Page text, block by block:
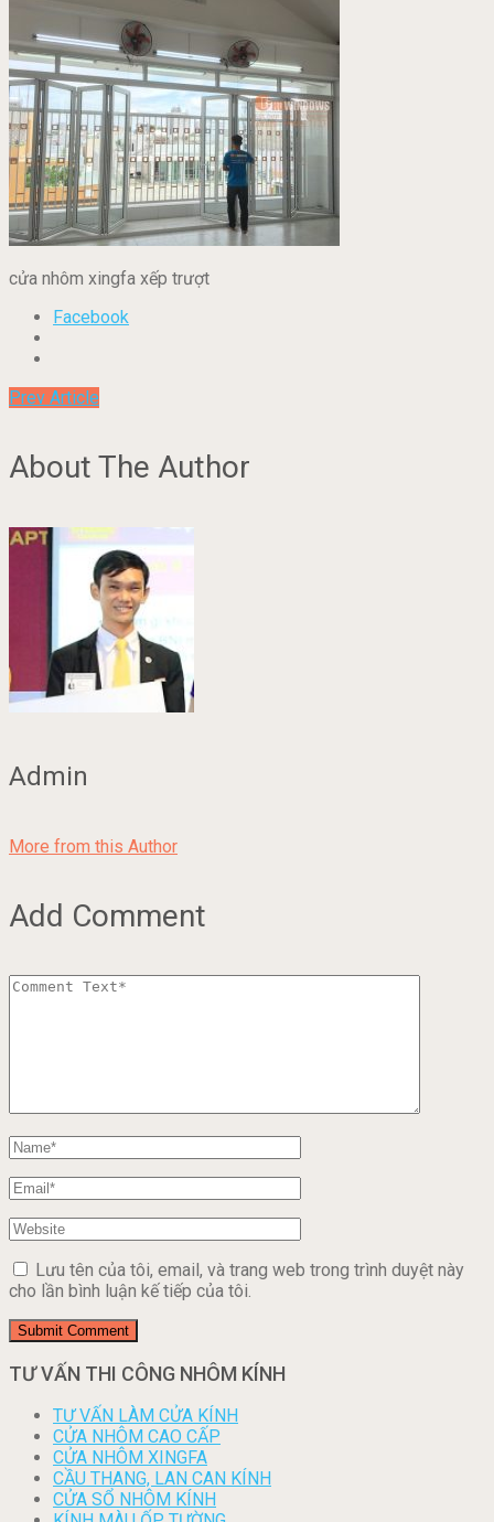
cửa nhôm xingfa xếp trượt
Facebook
Prev Article
About The Author
Admin
More from this Author
Add Comment
Lưu tên của tôi, email, và trang web trong trình duyệt này
cho lần bình luận kế tiếp của tôi.
TƯ VẤN THI CÔNG NHÔM KÍNH
TƯ VẤN LÀM CỬA KÍNH
CỬA NHÔM CAO CẤP
CỬA NHÔM XINGFA
CẦU THANG, LAN CAN KÍNH
CỬA SỔ NHÔM KÍNH